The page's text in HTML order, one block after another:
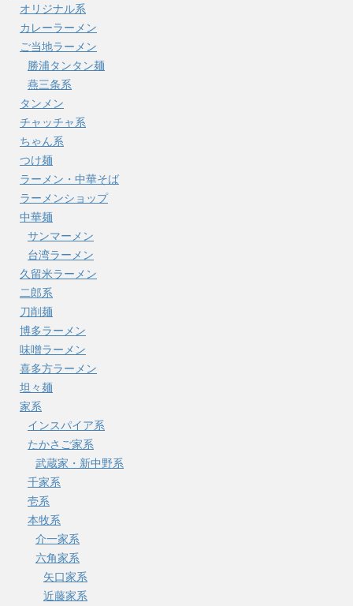
オリジナル系
カレーラーメン
ご当地ラーメン
勝浦タンタン麺
燕三条系
タンメン
チャッチャ系
ちゃん系
つけ麺
ラーメン・中華そば
ラーメンショップ
中華麺
サンマーメン
台湾ラーメン
久留米ラーメン
二郎系
刀削麺
博多ラーメン
味噌ラーメン
喜多方ラーメン
坦々麺
家系
インスパイア系
たかさご家系
武蔵家・新中野系
千家系
壱系
本牧系
介一家系
六角家系
矢口家系
近藤家系